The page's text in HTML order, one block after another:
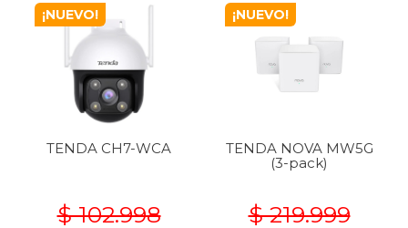
¡NUEVO!
TENDA CH7-WCA
$ 102.998
¡NUEVO!
TENDA NOVA MW5G
(3-pack)
$ 219.999